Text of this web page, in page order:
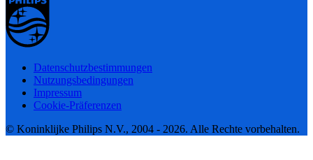
Datenschutzbestimmungen
Nutzungsbedingungen
Impressum
Cookie-Präferenzen
© Koninklijke Philips N.V., 2004 - 2026. Alle Rechte vorbehalten.